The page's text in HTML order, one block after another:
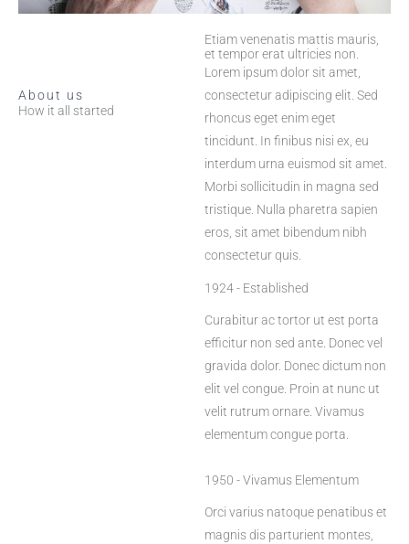
About us
How it all started
Etiam venenatis mattis mauris,
et tempor erat ultricies non.
Lorem ipsum dolor sit amet,
consectetur adipiscing elit. Sed
rhoncus eget enim eget
tincidunt. In finibus nisi ex, eu
interdum urna euismod sit amet.
Morbi sollicitudin in magna sed
tristique. Nulla pharetra sapien
eros, sit amet bibendum nibh
consectetur quis.
1924 - Established
Curabitur ac tortor ut est porta
efficitur non sed ante. Donec vel
gravida dolor. Donec dictum non
elit vel congue. Proin at nunc ut
velit rutrum ornare. Vivamus
elementum congue porta.
1950 - Vivamus Elementum
Orci varius natoque penatibus et
magnis dis parturient montes,